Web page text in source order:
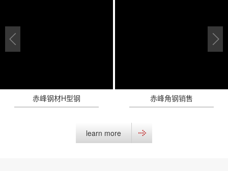
赤峰钢材H型钢 赤峰角钢销售
learn more